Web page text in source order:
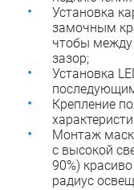
Установка
замочным
чтобы между
зазор;
Установка
Крепление
Монтаж
с высокой
90%)
радиус